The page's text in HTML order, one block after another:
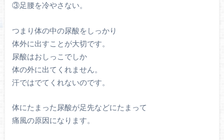
③足腰を冷やさない。
つまり体の中の尿酸をしっかり
体外に出すことが大切です。
尿酸はおしっこでしか
体の外に出てくれません。
汗ではでてくれないのです。
体にたまった尿酸が足先などにたまって
痛風の原因になります。